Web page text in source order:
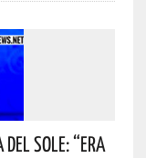
Sole: “era